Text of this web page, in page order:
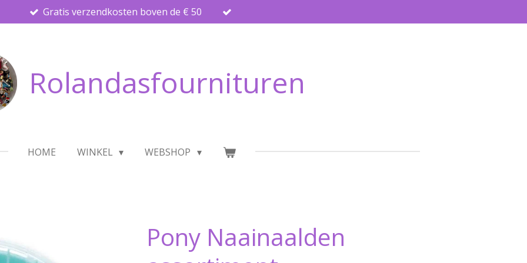
Gratis verzendkosten boven de € 50
Rolandasfournituren
HOME WINKEL WEBSHOP
Pony Naainaalden